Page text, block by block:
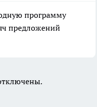
программу
предложений